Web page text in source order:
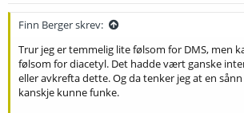
Finn Berger skrev:
Trur jeg er temmelig lite følsom for DMS, men
følsom for diacetyl. Det hadde vært ganske
eller avkrefta dette. Og da tenker jeg at en
kanskje kunne funke.